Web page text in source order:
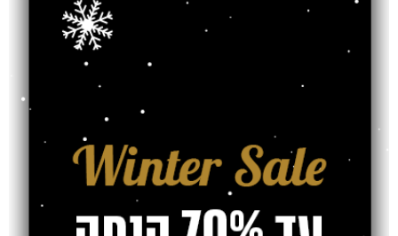
שטיח מדריד דגם:
שטיח מדריד דגם:
3057
SOLD OUT